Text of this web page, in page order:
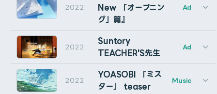
このスイッチがONのときにautoRectボタンを押すと、
レイヤーになります。
トラックマット スイッチ
Director : SHIGU / Akito Osawa
Technical CG Designer  :Reflex
Graphic Designer : Ikimono
Motion Designer : Cumuloworks
Vocal Direction : 春野, 佐藤悠介(OTOIRO)
Recording Engineer & Vo Edit : NNZN
Mixing Engineer : 染野拓
Mastering Engineer : 柴晃浩(TEMAS)
Animation : 忘却図鑑
Logo Design: Minami Fuji(CARAVAN)
Motion Design: Cumuloworks
Agency: AOI Pro.
Director: Kei Ohta
VFX (Drone): Tomoya Eguchi (Cumuloworks)
Mori Calliopeの”Holy嫉妬”ミュージックビデオの制作を
Video Director: Tomoya Eguchi (Cumuloworks)
CG Artist: Reflex
Virtual Studio: MOOV by Composition Inc.
Virtual Studio Staff: MashiruP, Tokiyo Okamoto,
Production Manager: Yuki Katsuta
Sony Network Communicationsの新しいビジョン・ム
ービー「人類の変化を支える、インフラへ。」の一部CGI
を担当しました。
“ARCADIA”
2022
New 「オープニン
グ」篇』
Ad
2022
Suntory
TEACHER'S先生
Ad
2022
YOASOBI 「ミス
ター」 teaser
Music